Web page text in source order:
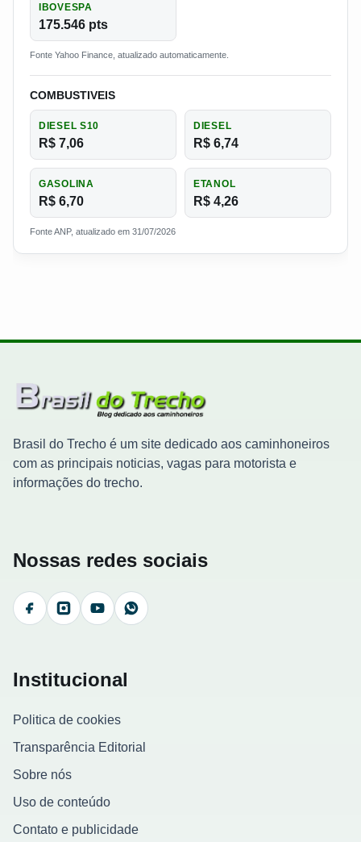
IBOVESPA
175.546 pts
Fonte Yahoo Finance, atualizado automaticamente.
COMBUSTIVEIS
DIESEL S10
R$ 7,06
DIESEL
R$ 6,74
GASOLINA
R$ 6,70
ETANOL
R$ 4,26
Fonte ANP, atualizado em 31/07/2026
Brasil do Trecho é um site dedicado aos caminhoneiros
com as principais noticias, vagas para motorista e
informações do trecho.
Nossas redes sociais
FacebookInstagramYouTubeWhatsApp
Institucional
Politica de cookies
Transparência Editorial
Sobre nós
Uso de conteúdo
Contato e publicidade